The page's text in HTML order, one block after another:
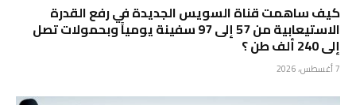
كيف ساهمت قناة السويس الجديدة في رفع القدرة
الاستيعابية من 57 إلى 97 سفينة يومياً وبحمولات تصل
إلى 240 ألف طن ؟
7 أغسطس، 2026